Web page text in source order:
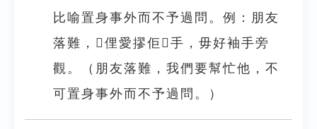
比喻置身事外而不予過問。例：朋友
落難，𫣆俚愛摎佢𢯭手，毋好袖手旁
觀。（朋友落難，我們要幫忙他，不
可置身事外而不予過問。）